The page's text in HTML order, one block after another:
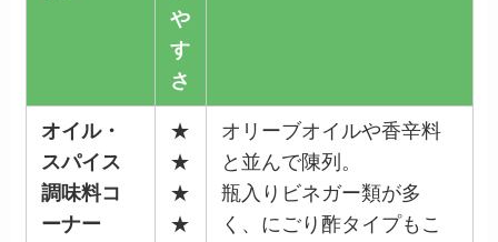
や
す
さ
オイル・
スパイス
調味料コ
ーナー
★
★
★
★
オリーブオイルや香辛料
と並んで陳列。
瓶入りビネガー類が多
く、にごり酢タイプもこ